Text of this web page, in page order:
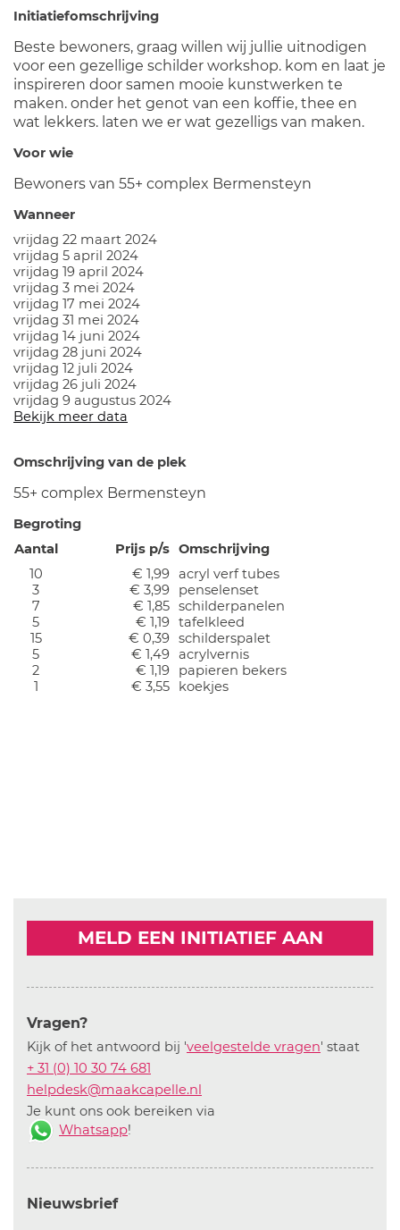
Initiatiefomschrijving
Beste bewoners, graag willen wij jullie uitnodigen
voor een gezellige schilder workshop. kom en laat je
inspireren door samen mooie kunstwerken te
maken. onder het genot van een koffie, thee en
wat lekkers. laten we er wat gezelligs van maken.
Voor wie
Bewoners van 55+ complex Bermensteyn
Wanneer
vrijdag 22 maart 2024
vrijdag 5 april 2024
vrijdag 19 april 2024
vrijdag 3 mei 2024
vrijdag 17 mei 2024
vrijdag 31 mei 2024
vrijdag 14 juni 2024
vrijdag 28 juni 2024
vrijdag 12 juli 2024
vrijdag 26 juli 2024
vrijdag 9 augustus 2024
Bekijk meer data
Omschrijving van de plek
55+ complex Bermensteyn
Begroting
Aantal
Prijs p/s Omschrijving
10
€ 1,99 acryl verf tubes
3
€ 3,99
penselenset
7
€ 1,85 schilderpanelen
5
€ 1,19 tafelkleed
15
€ 0,39 schilderspalet
5
€ 1,49 acrylvernis
2
€ 1,19
papieren bekers
1
€ 3,55 koekjes
MELD EEN INITIATIEF AAN
Vragen?
Kijk of het antwoord bij 'veelgestelde vragen' staat
+ 31 (0) 10 30 74 681
helpdesk@maakcapelle.nl
Je kunt ons ook bereiken via
Whatsapp!
Nieuwsbrief